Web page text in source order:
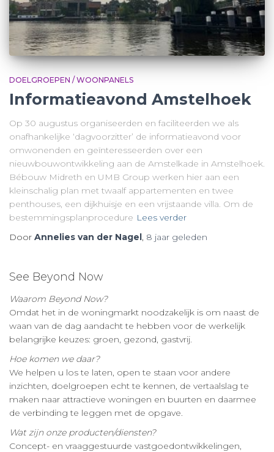
DOELGROEPEN / WOONPANELS
Informatieavond Amstelhoek
Op 30 augustus organiseerden en faciliteerden we als
onafhankelijke ‘dagvoorzitter’ de informatieavond voor
omwonenden en geïnteresseerden over een
nieuwbouwontwikkeling aan de Amstelkade in Amstelhoek.
Bébouw Midreth en UMB Group werken hier aan een
kleinschalig plan met twaalf appartementen en twee
penthouses, een dijkhuisje en een vrijstaande villa. Om de
bestemmingsplanprocedure Lees verder
Door Annelies van der Nagel, 8 jaar geleden
See Beyond Now
Waarom Beyond Now?
Omdat het in de woningmarkt noodzakelijk is om naast de
waan van de dag aandacht te hebben voor de werkelijk
belangrijke keuzes: groen, gezond, gastvrij.
Hoe komen we daar?
We helpen u los te laten, open te staan voor andere
inzichten, doelgroepen echt te kennen, de vertaalslag te
maken naar attractieve woningen en buurten en daarmee
de verbinding te leggen met de opgave.
Wat zijn onze producten/diensten?
Concept- en vraaggestuurde vastgoedontwikkelingen,